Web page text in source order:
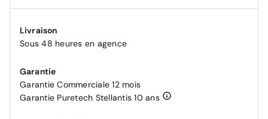
Livraison
Sous 48 heures en agence
Garantie
Garantie Commerciale 12 mois
Garantie Puretech Stellantis 10 ans